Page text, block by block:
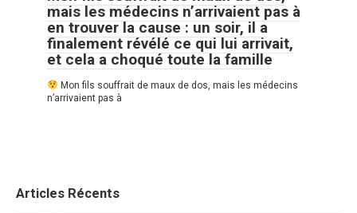
mais les médecins n’arrivaient pas à
en trouver la cause : un soir, il a
finalement révélé ce qui lui arrivait,
et cela a choqué toute la famille
Mon fils souffrait de maux de dos, mais les médecins
n’arrivaient pas à
Articles Récents